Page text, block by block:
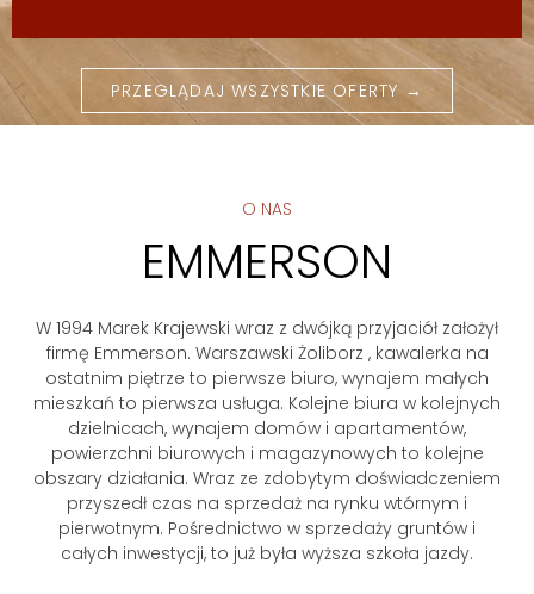
PRZEGLĄDAJ WSZYSTKIE OFERTY →
O NAS
EMMERSON
W 1994 Marek Krajewski wraz z dwójką przyjaciół założył
firmę Emmerson. Warszawski Żoliborz , kawalerka na
ostatnim piętrze to pierwsze biuro, wynajem małych
mieszkań to pierwsza usługa. Kolejne biura w kolejnych
dzielnicach, wynajem domów i apartamentów,
powierzchni biurowych i magazynowych to kolejne
obszary działania. Wraz ze zdobytym doświadczeniem
przyszedł czas na sprzedaż na rynku wtórnym i
pierwotnym. Pośrednictwo w sprzedaży gruntów i
całych inwestycji, to już była wyższa szkoła jazdy.